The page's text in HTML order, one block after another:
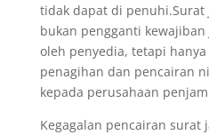
tidak dapat di penuhi.Surat
bukan pengganti kewajiban
oleh penyedia, tetapi
penagihan dan pencairan
kepada perusahaan
Kegagalan pencairan surat